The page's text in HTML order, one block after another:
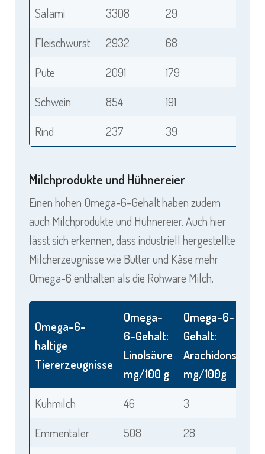
Salami
3308
29
Fleischwurst
2932
68
Pute
2091
179
Schwein
854
191
Rind
237 39
Milchprodukte und Hühnereier
Einen hohen Omega-6-Gehalt haben zudem
auch Milchprodukte und Hühnereier. Auch hier
lässt sich erkennen, dass industriell hergestellte
Milcherzeugnisse wie Butter und Käse mehr
Omega-6 enthalten als die Rohware Milch.
Omega-6-
haltige
Tiererzeugnisse
Omega-
6-Gehalt:
Linolsäure
mg/100 g
Omega-6-
Gehalt:
Arachidonsäure
mg/100g
Kuhmilch
46
3
Emmentaler
508
28